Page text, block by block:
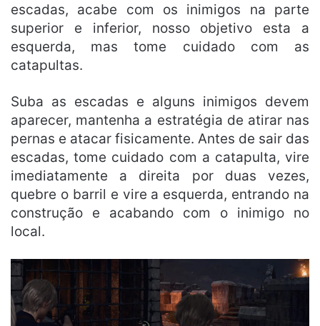
escadas, acabe com os inimigos na parte
superior e inferior, nosso objetivo esta a
esquerda, mas tome cuidado com as
catapultas.
Suba as escadas e alguns inimigos devem
aparecer, mantenha a estratégia de atirar nas
pernas e atacar fisicamente. Antes de sair das
escadas, tome cuidado com a catapulta, vire
imediatamente a direita por duas vezes,
quebre o barril e vire a esquerda, entrando na
construção e acabando com o inimigo no
local.